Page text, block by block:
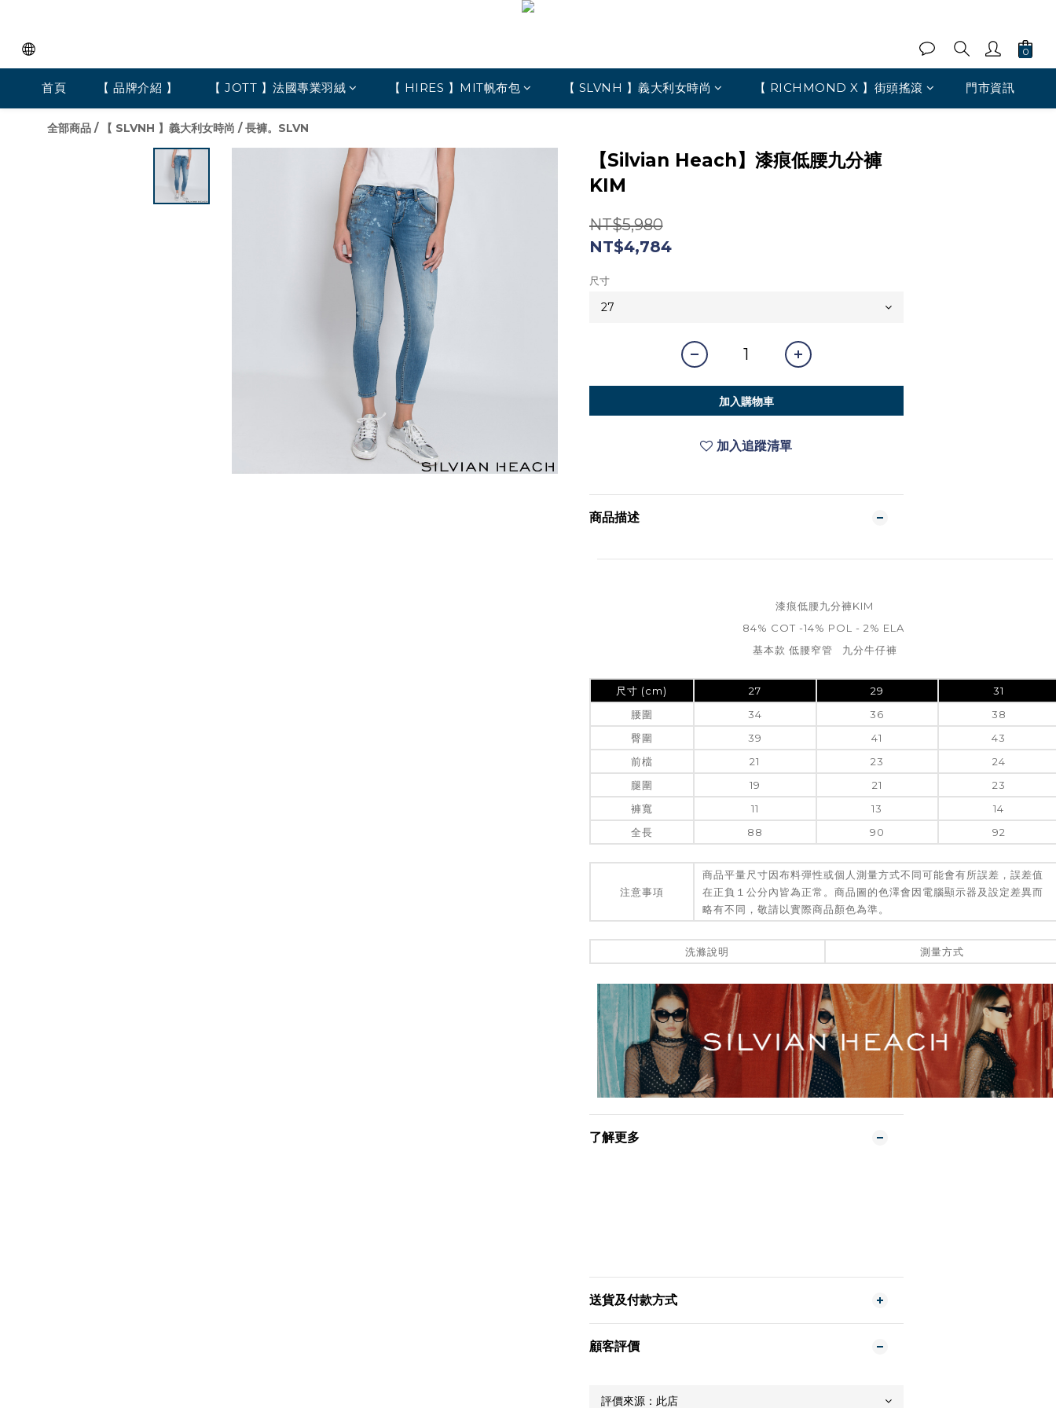
首頁 【 品牌介紹 】 【 JOTT 】法國專業羽絨 【 HIRES 】MIT帆布包 【 SLVNH 】義大利女時尚 【 RICHMOND X 】街頭搖滾 門市資訊
全部商品 / 【 SLVNH 】義大利女時尚 /長褲。SLVN
【Silvian Heach】漆痕低腰九分褲
KIM
NT$5,980
NT$4,784
尺寸
加入購物車
加入追蹤清單
商品描述
漆痕低腰九分褲KIM
84% COT -14% POL - 2% ELA
基本款 低腰窄管 九分牛仔褲
尺寸 (cm) 27 29
31
腰圍
34 36
38
臀圍
39 41
43
前檔
21 23
24
腿圍
19 21
23
褲寬
11 13
14
全長
88 90 92
注意事項
商品平量尺寸因布料彈性或個人測量方式不同可能會有所誤差，誤差值
在正負１公分內皆為正常。商品圖的色澤會因電腦顯示器及設定差異而
略有不同，敬請以實際商品顏色為準。
洗滌說明 測量方式
了解更多
送貨及付款方式
顧客評價